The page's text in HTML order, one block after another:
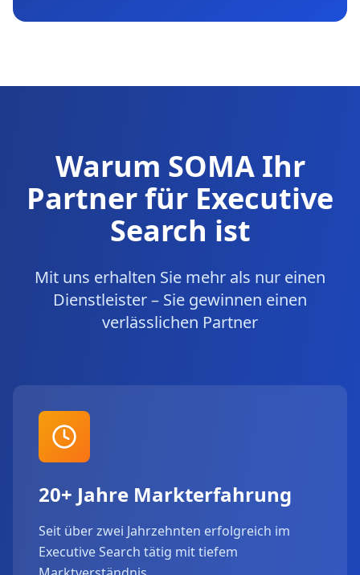
Warum SOMA Ihr
Partner für Executive
Search ist
Mit uns erhalten Sie mehr als nur einen
Dienstleister – Sie gewinnen einen
verlässlichen Partner
20+ Jahre Markterfahrung
Seit über zwei Jahrzehnten erfolgreich im
Executive Search tätig mit tiefem